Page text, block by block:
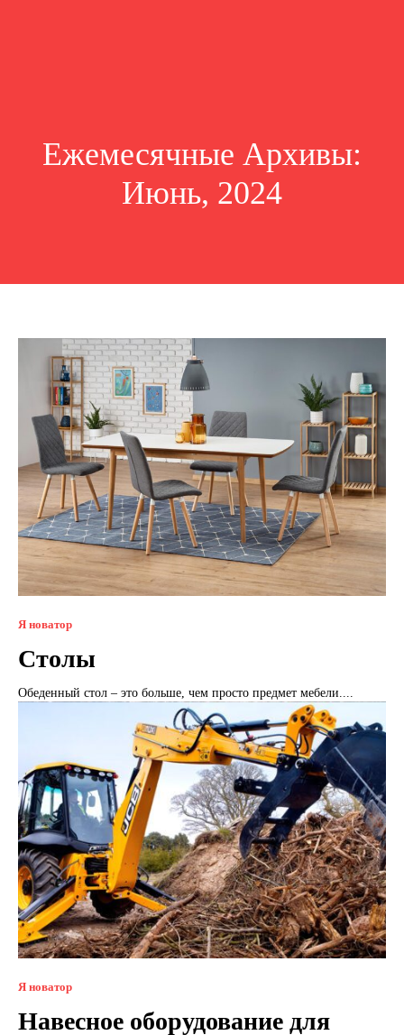
Ежемесячные Архивы:
Июнь, 2024
Я новатор
Cтолы
Обеденный стол – это больше, чем просто предмет мебели....
Я новатор
Навесное оборудование для